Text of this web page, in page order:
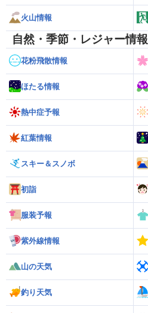
火山情報
自然・季節・レジャー情報
花粉飛散情報
ほたる情報
熱中症予報
紅葉情報
スキー＆スノボ
初詣
服装予報
紫外線情報
山の天気
釣り天気